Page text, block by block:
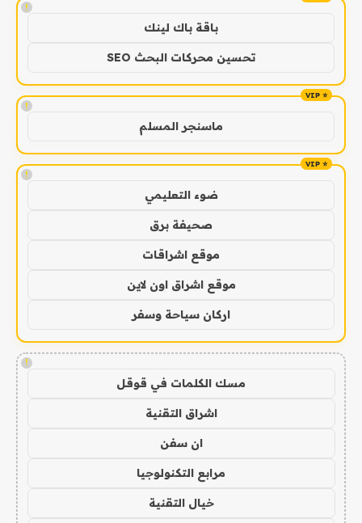
!
باقة باك لينك
تحسين محركات البحث SEO
!
ماسنجر المسلم
!
ضوء التعليمي
صحيفة برق
موقع اشراقات
موقع اشراق اون لاين
اركان سياحة وسفر
!
مسك الكلمات في قوقل
اشراق التقنية
ان سفن
مرابع التكنولوجيا
خيال التقنية